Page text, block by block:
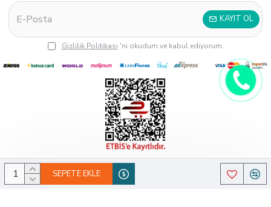
SEPETE EKLE
KAYIT OL
Gizlilik Politikası 'ni okudum ve kabul ediyorum.
Copyright © 2022 OyuncaklarÜlkesi ®